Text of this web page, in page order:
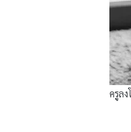
ครูลง